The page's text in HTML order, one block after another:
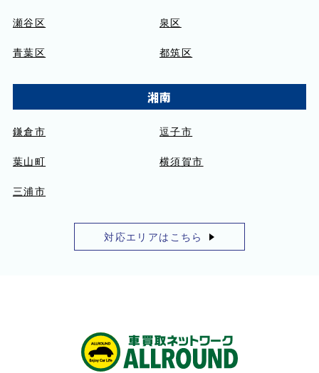
瀬谷区 泉区
青葉区 都筑区
湘南
鎌倉市 逗子市
葉山町 横須賀市
三浦市
対応エリアはこちら